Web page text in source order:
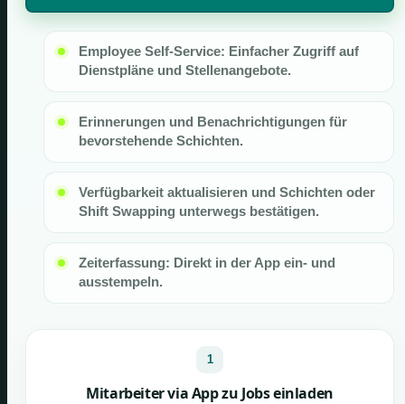
Employee Self-Service: Einfacher Zugriff auf
Dienstpläne und Stellenangebote.
Erinnerungen und Benachrichtigungen für
bevorstehende Schichten.
Verfügbarkeit aktualisieren und Schichten oder
Shift Swapping unterwegs bestätigen.
Zeiterfassung: Direkt in der App ein- und
ausstempeln.
1
Mitarbeiter via App zu Jobs einladen